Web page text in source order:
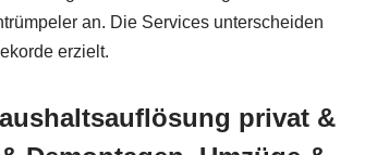
an. Die Services unterscheiden
erzielt.
privat &